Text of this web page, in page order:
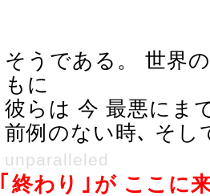
そうである。 世界
もに
彼らは 今 最悪にま
前例のない時､ そ
unparalleled
｢ 終わり ｣ が ここに